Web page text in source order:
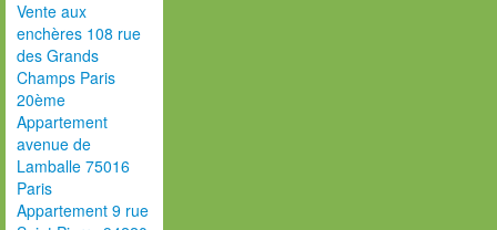
Vente aux
enchères 108 rue
des Grands
Champs Paris
20ème
Appartement
avenue de
Lamballe 75016
Paris
Appartement 9 rue